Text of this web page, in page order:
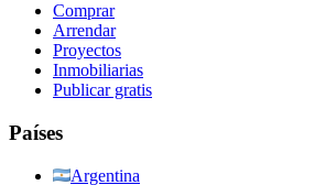
Comprar
Arrendar
Proyectos
Inmobiliarias
Publicar gratis
Países
Argentina